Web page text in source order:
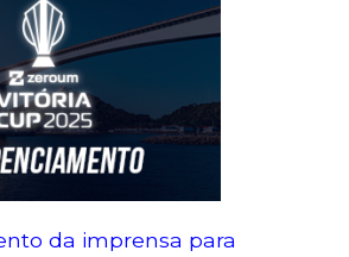
da imprensa para